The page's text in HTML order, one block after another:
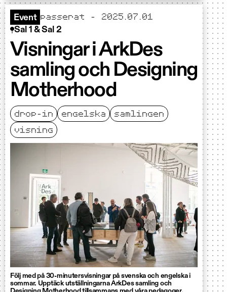
Event passerat - 2025.07.01
Sal 1 & Sal 2
Visningar i ArkDes
samling och Designing
Motherhood
drop-in engelska
samlingen
visning
Följ med på 30-minutersvisningar på svenska och engelska i
sommar. Upptäck utställningarna ArkDes samling och